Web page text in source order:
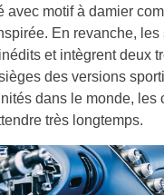
avec motif à damier
En revanche,
et intègrent deux
des versions
dans le monde, les
très longtemps.